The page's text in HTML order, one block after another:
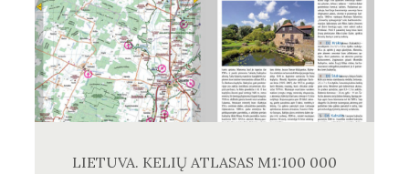
LIETUVA. KELIŲ ATLASAS M1:100 000